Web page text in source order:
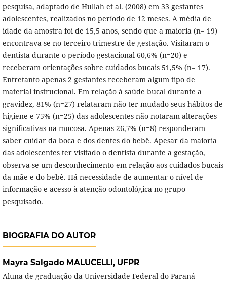
pesquisa, adaptado de Hullah et al. (2008) em 33 gestantes
adolescentes, realizados no período de 12 meses. A média de
idade da amostra foi de 15,5 anos, sendo que a maioria (n= 19)
encontrava-se no terceiro trimestre de gestação. Visitaram o
dentista durante o período gestacional 60,6% (n=20) e
receberam orientações sobre cuidados bucais 51,5% (n= 17).
Entretanto apenas 2 gestantes receberam algum tipo de
material instrucional. Em relação à saúde bucal durante a
gravidez, 81% (n=27) relataram não ter mudado seus hábitos de
higiene e 75% (n=25) das adolescentes não notaram alterações
significativas na mucosa. Apenas 26,7% (n=8) responderam
saber cuidar da boca e dos dentes do bebê. Apesar da maioria
das adolescentes ter visitado o dentista durante a gestação,
observa-se um desconhecimento em relação aos cuidados bucais
da mãe e do bebê. Há necessidade de aumentar o nível de
informação e acesso à atenção odontológica no grupo
pesquisado.
BIOGRAFIA DO AUTOR
Mayra Salgado MALUCELLI, UFPR
Aluna de graduação da Universidade Federal do Paraná